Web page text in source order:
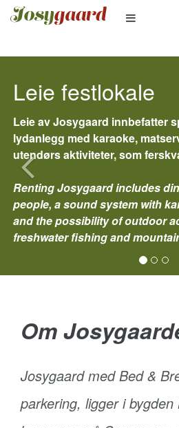
Bobil parkering
Bobilparkering med tilgang til
sanitæranlegg og
benyttes både av bobilgjester
perfekt for en sosial kveld med
omgivelser.
RV parking with access to
and an emptying station. Our
be used by both RV guests
Om
Josygaard med Bed &
parkering, ligger i bygden